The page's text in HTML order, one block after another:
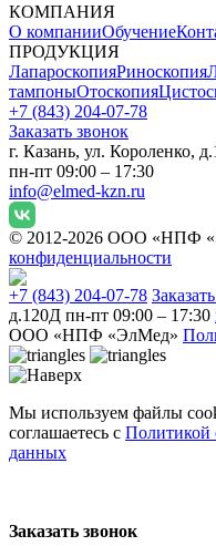
КОМПАНИЯ
О компанииОбучение
ПРОДУКЦИЯ
ЛапароскопияРиноскопия
тампоныОтоскопия
+7 (843) 204-07-78
Заказать звонок
г. Казань, ул. Короленко,
пн-пт 09:00 – 17:30
info@elmed-kzn.ru
© 2012-2026 ООО «НПФ
конфиденциальности
+7 (843) 204-07-78
д.120Д пн-пт 09:00 – 17:30
ООО «НПФ «ЭлМед»
Мы используем файлы
соглашаетесь с Политикой
данных
Заказать звонок